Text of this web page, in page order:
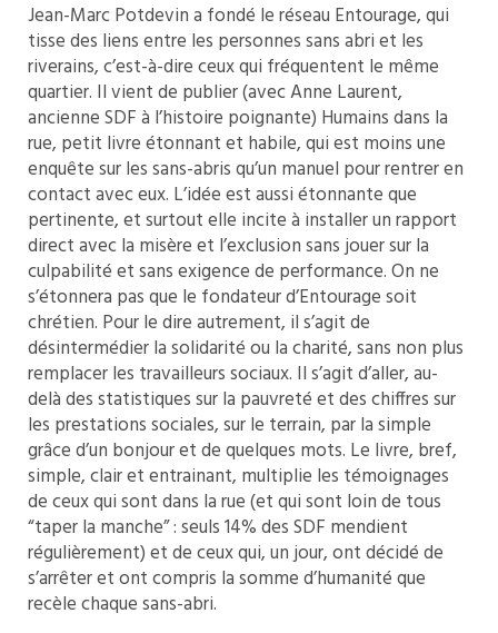
Jean-Marc Potdevin a fondé le réseau Entourage, qui
tisse des liens entre les personnes sans abri et les
riverains, c’est-à-dire ceux qui fréquentent le même
quartier. Il vient de publier (avec Anne Laurent,
ancienne SDF à l’histoire poignante) Humains dans la
rue, petit livre étonnant et habile, qui est moins une
enquête sur les sans-abris qu’un manuel pour rentrer en
contact avec eux. L’idée est aussi étonnante que
pertinente, et surtout elle incite à installer un rapport
direct avec la misère et l’exclusion sans jouer sur la
culpabilité et sans exigence de performance. On ne
s’étonnera pas que le fondateur d’Entourage soit
chrétien. Pour le dire autrement, il s’agit de
désintermédier la solidarité ou la charité, sans non plus
remplacer les travailleurs sociaux. Il s’agit d’aller, au-
delà des statistiques sur la pauvreté et des chiffres sur
les prestations sociales, sur le terrain, par la simple
grâce d’un bonjour et de quelques mots. Le livre, bref,
simple, clair et entrainant, multiplie les témoignages
de ceux qui sont dans la rue (et qui sont loin de tous
“taper la manche” : seuls 14% des SDF mendient
régulièrement) et de ceux qui, un jour, ont décidé de
s’arrêter et ont compris la somme d’humanité que
recèle chaque sans-abri.